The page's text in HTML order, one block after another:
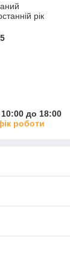
рік
до 18:00
роботи